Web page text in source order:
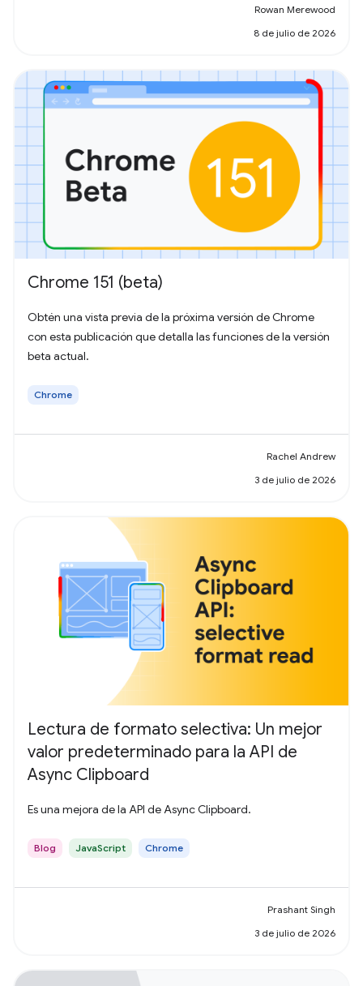
Rowan Merewood
8 de julio de 2026
Chrome 151 (beta)
Obtén una vista previa de la próxima versión de Chrome
con esta publicación que detalla las funciones de la versión
beta actual.
Chrome
Rachel Andrew
3 de julio de 2026
Lectura de formato selectiva: Un mejor
valor predeterminado para la API de
Async Clipboard
Es una mejora de la API de Async Clipboard.
Blog JavaScript Chrome
Prashant Singh
3 de julio de 2026